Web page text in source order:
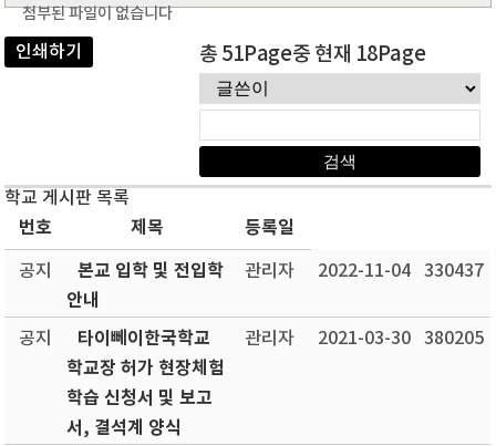
첨부된 파일이 없습니다
인쇄하기 총 51Page중 현재 18Page
학교 게시판 목록
번호 제목 등록일
공지
본교 입학 및 전입학
안내
관리자 2022-11-04 330437
공지
타이뻬이한국학교
학교장 허가 현장체험
학습 신청서 및 보고
서, 결석계 양식
관리자 2021-03-30 380205